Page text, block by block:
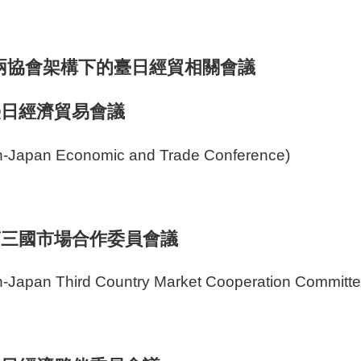
協會架構下的臺日經貿相關會議
經濟貿易會議
Japan Economic and Trade Conference)
國市場合作委員會議
Japan Third Country Market Cooperation